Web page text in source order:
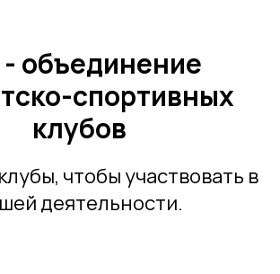
объединение
спортивных
клубов
чтобы участвовать в
деятельности.